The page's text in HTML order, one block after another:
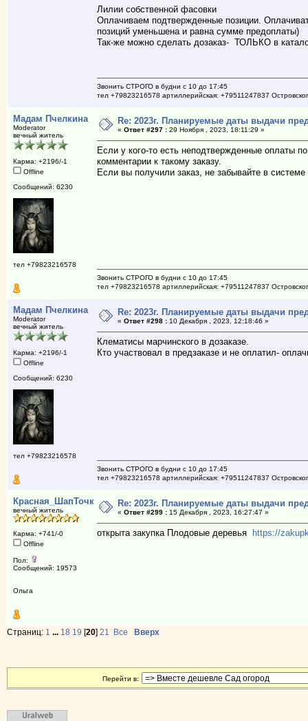
Лилии собственной фасовки
Оплачиваем подтвержденные позиции.
позиций уменьшена и равна сумме предоплаты)
Так-же можно сделать дозаказ- ТОЛЬКО в
Звонить СТРОГО в будни с 10 до 17:45
тел +79823216578 артиллерийская: +79511247837
Мадам Пчелкина
Moderator
вечный житель
Карма: +2196/-1
Offline
Сообщений: 6230
тел +79823216578
Re: 2023г. Планируемые даты выдачи
« Ответ #297 :29 Ноября , 2023, 18:11:29 »
Если у кого-то есть неподтвержденные оплаты
комментарии к такому заказу.
Если вы получили заказ, не забывайте в системе
Звонить СТРОГО в будни с 10 до 17:45
тел +79823216578 артиллерийская: +79511247837
Мадам Пчелкина
Moderator
вечный житель
Карма: +2196/-1
Offline
Сообщений: 6230
тел +79823216578
Re: 2023г. Планируемые даты выдачи
« Ответ #298 :10 Декабря , 2023, 12:18:46 »
Клематисы марчинского в дозаказе.
Кто участвовал в предзаказе и не оплатил-
Звонить СТРОГО в будни с 10 до 17:45
тел +79823216578 артиллерийская: +79511247837
Красная_ШапТочка
вечный житель
Карма: +741/-0
Offline
Пол:
Сообщений: 19573
Ольга
Re: 2023г. Планируемые даты выдачи
« Ответ #299 :15 Декабря , 2023, 16:27:47 »
открыта закупка Плодовые деревья https://
Страниц: 1 ... 18 19 [20] 21 Все Вверх
Перейти в: